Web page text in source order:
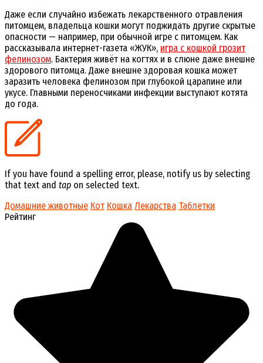
Даже если случайно избежать лекарственного отравления
питомцем, владельца кошки могут поджидать другие скрытые
опасности — например, при обычной игре с питомцем. Как
рассказывала интернет-газета «ЖУК», игра с кошкой грозит
фелинозом. Бактерия живёт на когтях и в слюне даже внешне
здорового питомца. Даже внешне здоровая кошка может
заразить человека фелинозом при глубокой царапине или
укусе. Главными переносчиками инфекции выступают котята
до года.
If you have found a spelling error, please, notify us by selecting
that text and tap on selected text.
Домашние животные Кот Кошка Лекарства Таблетки
Рейтинг